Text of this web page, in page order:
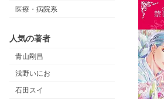
医療・病院系
人気の著者
青山剛昌
浅野いにお
石田スイ